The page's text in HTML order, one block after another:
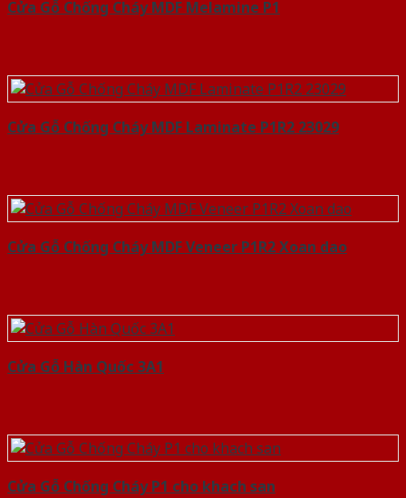
Cửa Gỗ Chống Cháy MDF Melamine P1
Cửa Gỗ Chống Cháy MDF Laminate P1R2 23029
Cửa Gỗ Chống Cháy MDF Veneer P1R2 Xoan dao
Cửa Gỗ Hàn Quốc 3A1
Cửa Gỗ Chống Cháy P1 cho khach san